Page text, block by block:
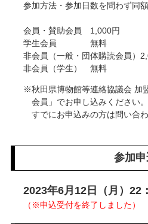
参加方法・参加日数を問わず同額
会員・賛助会員 1,000円
学生会員 無料
非会員（一般・団体購読会員）
非会員（学生） 無料
秋田県博物館等連絡協議会 加
会員」でお申し込みください。
すでにお申込みの方は問い合
参加
2023年6月12日（月）
（※申込受付を終了しました）